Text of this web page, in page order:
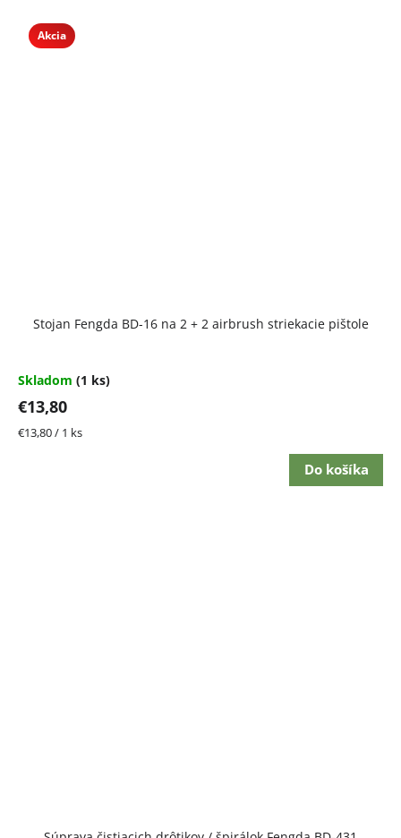
Akcia
Stojan Fengda BD-16 na 2 + 2 airbrush striekacie pištole
Skladom (1 ks)
€13,80
Jednotková
€13,80 / 1 ks
Do košíka